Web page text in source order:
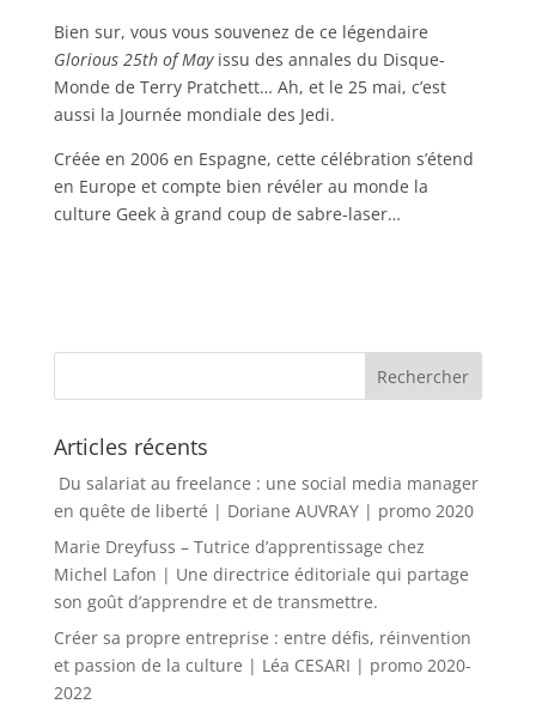
Bien sur, vous vous souvenez de ce légendaire
Glorious 25th of Mayissu des annales du Disque-
Monde de Terry Pratchett… Ah, et le 25 mai, c’est
aussi la Journée mondiale des Jedi.
Créée en 2006 en Espagne, cette célébration s’étend
en Europe et compte bien révéler au monde la
culture Geek à grand coup de sabre-laser…
Articles récents
Du salariat au freelance : une social media manager
en quête de liberté | Doriane AUVRAY | promo 2020
Marie Dreyfuss – Tutrice d’apprentissage chez
Michel Lafon | Une directrice éditoriale qui partage
son goût d’apprendre et de transmettre.
Créer sa propre entreprise : entre défis, réinvention
et passion de la culture | Léa CESARI | promo 2020-
2022